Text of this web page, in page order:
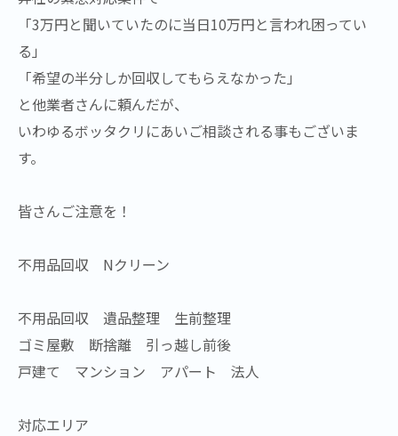
「3万円と聞いていたのに当日10万円と言われ困ってい
る」
「希望の半分しか回収してもらえなかった」
と他業者さんに頼んだが、
いわゆるボッタクリにあいご相談される事もございま
す。
皆さんご注意を！
不用品回収 Nクリーン
不用品回収 遺品整理 生前整理
ゴミ屋敷 断捨離 引っ越し前後
戸建て マンション アパート 法人
対応エリア